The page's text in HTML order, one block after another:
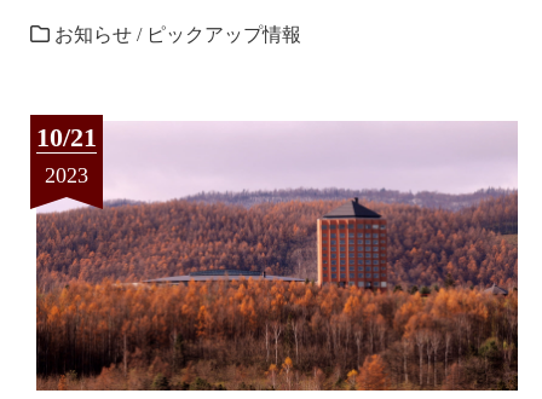
お知らせ / ピックアップ情報
10/21
2023